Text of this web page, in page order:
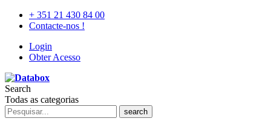
+ 351 21 430 84 00
Contacte-nos !
Login
Obter Acesso
Search
Todas as categorias
search